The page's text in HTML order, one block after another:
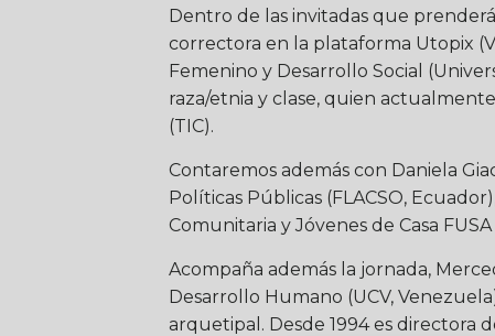
Dentro de las invitadas que
correctora en la plataforma Utopix
Femenino y Desarrollo Social
raza/etnia y clase, quien
(TIC).
Contaremos además con Daniela
Políticas Públicas (FLACSO,
Comunitaria y Jóvenes de Casa
Acompaña además la jornada,
Desarrollo Humano (UCV,
arquetipal. Desde 1994 es directora